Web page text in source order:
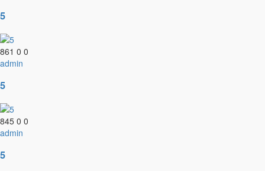
5
861 0 0
admin
5
845 0 0
admin
5